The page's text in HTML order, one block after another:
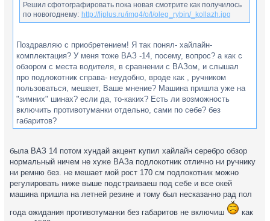
Решил сфотографировать пока новая смотрите как получилось
по новогоднему: http://ljplus.ru/img4/o/l/oleg_rybin/_kollazh.jpg
Поздравляю с приобретением! Я так понял- хайлайн-
комплектация? У меня тоже ВАЗ -14, посему, вопрос? а как с
обзором с места водителя, в сравнении с ВАЗом, и слышал
про подлокотник справа- неудобно, вроде как , ручником
пользоваться, мешает, Ваше мнение? Машина пришла уже на
"зимних" шинах? если да, то-каких? Есть ли возможность
включить противотуманки отдельно, сами по себе? без
габаритов?
была ВАЗ 14 потом хундай акцент купил хайлайн серебро обзор
нормальный ничем не хуже ВАЗа подлокотник отлично ни ручнику
ни ремню без. не мешает мой рост 170 см подлокотник можно
регулировать ниже выше подстраиваеш под себе и все окей
машина пришла на летней резине и тому был несказанно рад пол
года ожидания противотуманки без габаритов не включиш
как